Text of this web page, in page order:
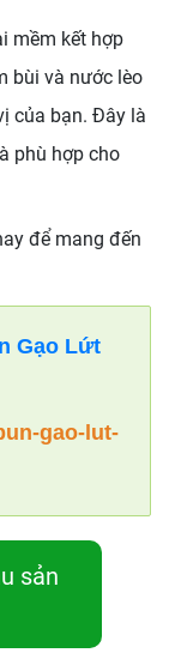
mềm kết hợp
bùi và nước lèo
của bạn. Đây là
phù hợp cho
để mang đến
Gạo Lứt
gao-lut-
sản